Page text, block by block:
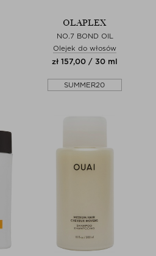
OLAPLEX
NO.7 BOND OIL
Olejek do włosów
zł 157,00 / 30 ml
SUMMER20